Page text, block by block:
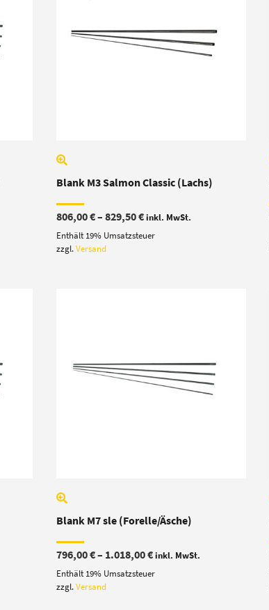
Blank M3 Salmon Classic (Lachs)
806,00€– 829,50€Preisspanne:
bis
inkl. MwSt.
Enthält 19% Umsatzsteuer
zzgl.Versand
Blank M7 sle (Forelle/Äsche)
796,00€– 1.018,00€Preisspanne:
bis
inkl. MwSt.
Enthält 19% Umsatzsteuer
zzgl.Versand